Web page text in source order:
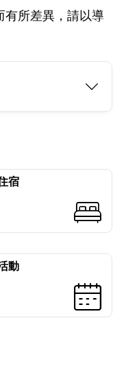
有所差異，請以導
宿
動